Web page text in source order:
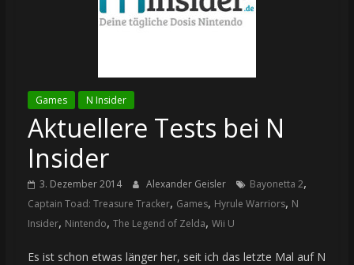
Games N Insider
Aktuellere Tests bei N
Insider
3. Dezember 2014 Alexander Geisler Bayonetta 2,
Captain Toad: Treasure Tracker, Games, Hyrule Warriors, N
Insider, Nintendo, The Legend of Zelda, Wii U
Es ist schon etwas länger her, seit ich das letzte Mal auf N